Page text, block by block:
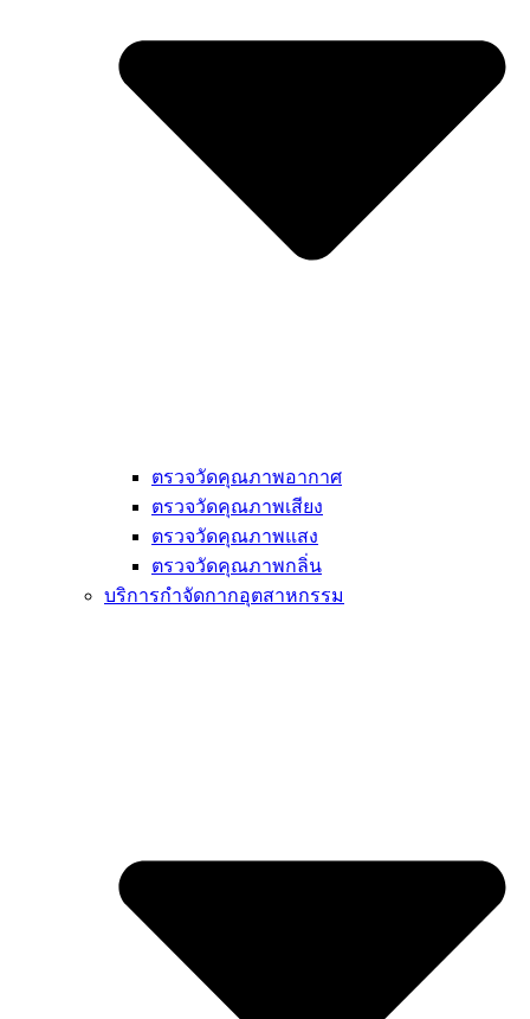
ตรวจวัดคุณภาพอากาศ
ตรวจวัดคุณภาพเสียง
ตรวจวัดคุณภาพแสง
ตรวจวัดคุณภาพกลิ่น
บริการกำจัดกากอุตสาหกรรม